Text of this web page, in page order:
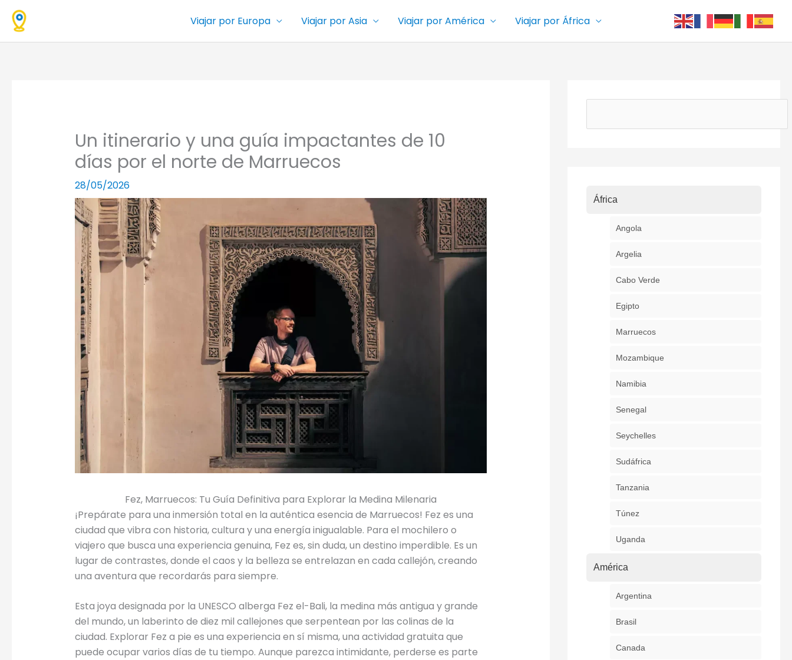
Viajar por Europa Viajar por Asia Viajar por América Viajar por África
Un itinerario y una guía impactantes de 10
días por el norte de Marruecos
28/05/2026
Fez, Marruecos: Tu Guía Definitiva para Explorar la Medina Milenaria
¡Prepárate para una inmersión total en la auténtica esencia de Marruecos! Fez es una
ciudad que vibra con historia, cultura y una energía inigualable. Para el mochilero o
viajero que busca una experiencia genuina, Fez es, sin duda, un destino imperdible. Es un
lugar de contrastes, donde el caos y la belleza se entrelazan en cada callejón, creando
una aventura que recordarás para siempre.
Esta joya designada por la UNESCO alberga Fez el-Bali, la medina más antigua y grande
del mundo, un laberinto de diez mil callejones que serpentean por las colinas de la
ciudad. Explorar Fez a pie es una experiencia en sí misma, una actividad gratuita que
puede ocupar varios días de tu tiempo. Aunque parezca intimidante, perderse es parte
África
Angola
Argelia
Cabo Verde
Egipto
Marruecos
Mozambique
Namibia
Senegal
Seychelles
Sudáfrica
Tanzania
Túnez
Uganda
América
Argentina
Brasil
Canada